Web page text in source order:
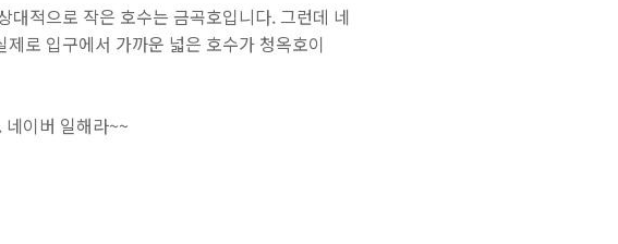
대적으로 작은 호수는 금곡호입니다. 그런데 네
로 입구에서 가까운 넓은 호수가 청옥호이
이버 일해라~~